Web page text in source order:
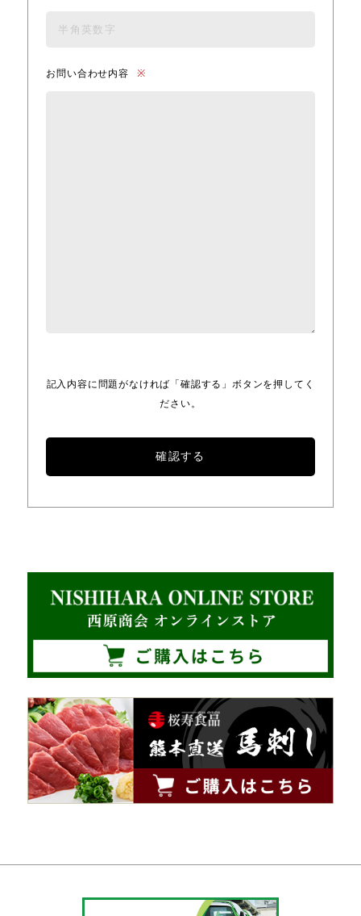
お問い合わせ内容 ※
記入内容に問題がなければ「確認する」ボタンを押してく
ださい。